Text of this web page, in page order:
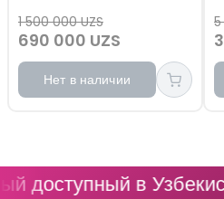
расслабляющий и
восстанавливающий
1 500 000 UZS
690 000 UZS
Нет в наличии
в